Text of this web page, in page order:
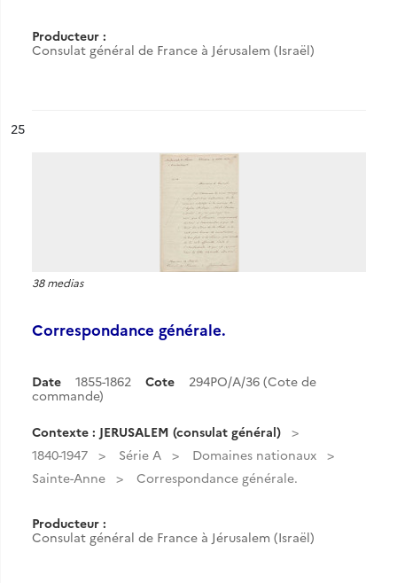
Producteur :
Consulat général de France à Jérusalem (Israël)
n°
25
38 medias
Correspondance générale.
Date 1855-1862 Cote
294PO/A/36 (Cote de
commande)
Contexte : JERUSALEM (consulat général)
1840-1947
Série A
Domaines nationaux
Sainte-Anne
Correspondance générale.
Producteur :
Consulat général de France à Jérusalem (Israël)